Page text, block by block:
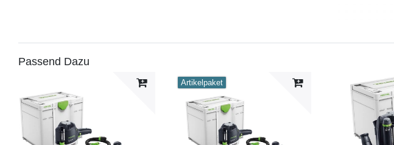
Passend Dazu
Artikelpaket